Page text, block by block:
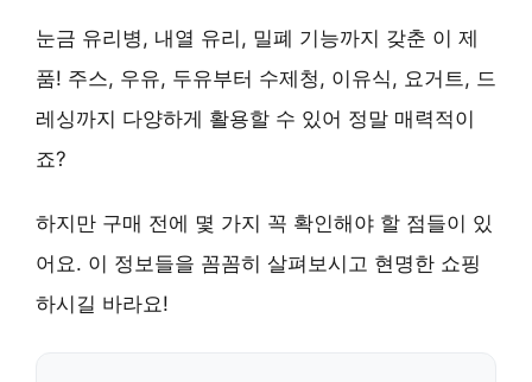
눈금 유리병, 내열 유리, 밀폐 기능까지 갖춘 이 제
품! 주스, 우유, 두유부터 수제청, 이유식, 요거트, 드
레싱까지 다양하게 활용할 수 있어 정말 매력적이
죠?
하지만 구매 전에 몇 가지 꼭 확인해야 할 점들이 있
어요. 이 정보들을 꼼꼼히 살펴보시고 현명한 쇼핑
하시길 바라요!